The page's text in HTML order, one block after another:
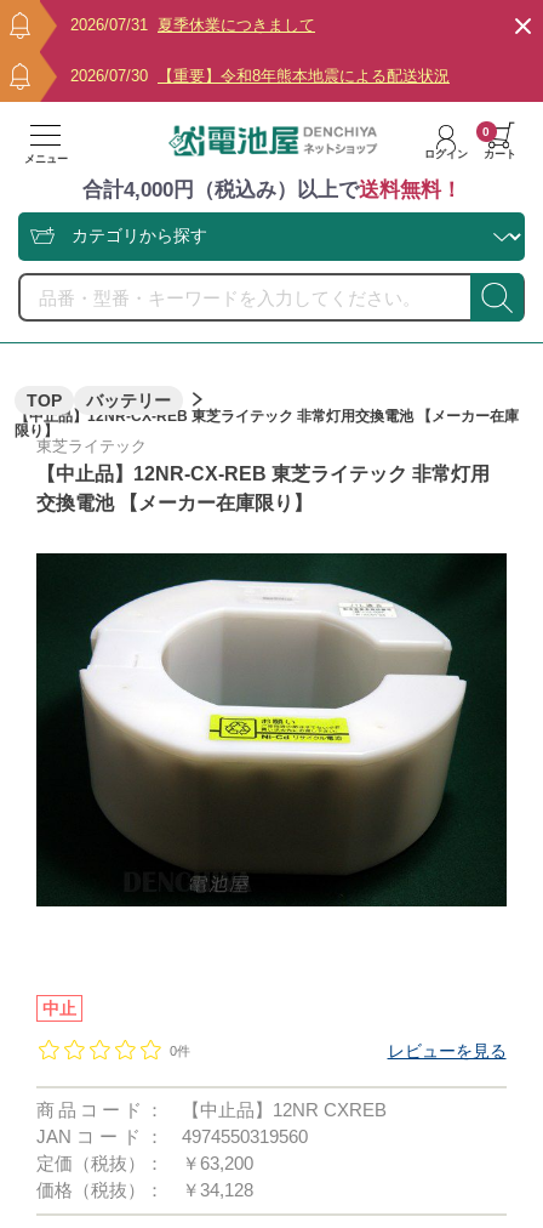
2026/07/31 夏季休業につきまして
2026/07/30 【重要】令和8年熊本地震による配送状況
メニュー ログイン カート
0
合計4,000円（税込み）以上で送料無料！
TOP バッテリー
【中止品】12NR-CX-REB 東芝ライテック 非常灯用交換電池 【メーカー在庫
限り】
東芝ライテック
【中止品】12NR-CX-REB 東芝ライテック 非常灯用
交換電池 【メーカー在庫限り】
中止
0件 レビューを見る
商品コード：
【中止品】12NR CXREB
JANコード：
4974550319560
定価（税抜）：
￥63,200
価格（税抜）：
￥34,128